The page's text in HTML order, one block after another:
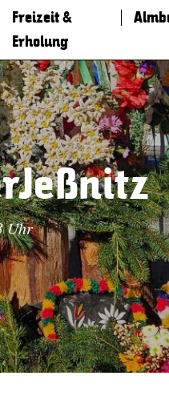
Freizeit &
Erholung
Uhr